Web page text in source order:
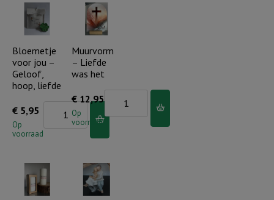
Bloei
waar
God
je
heeft
geplant
aantal
ben
die
ben..
aantal
Bloemetje
voor jou –
Geloof,
hoop, liefde
€ 5,95
Op
voorraad
Bloemetje
Geloof,
hoop,
Muurvorm
– Liefde
was het
€ 12,95
Op
voorraad
-
het
aantal